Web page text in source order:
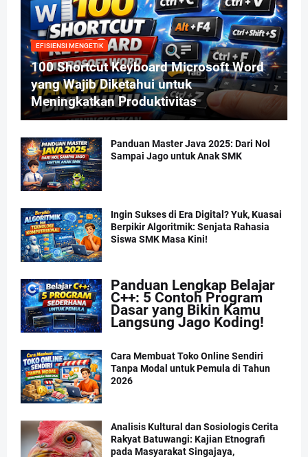
EFISIENSI MENGETIK
100 Shortcut Keyboard Microsoft Word
yang Wajib Diketahui untuk
Meningkatkan Produktivitas
Panduan Master Java 2025: Dari Nol
Sampai Jago untuk Anak SMK
Ingin Sukses di Era Digital? Yuk, Kuasai
Berpikir Algoritmik: Senjata Rahasia
Siswa SMK Masa Kini!
Panduan Lengkap Belajar
C++: 5 Contoh Program
Dasar yang Bikin Kamu
Langsung Jago Koding!
Cara Membuat Toko Online Sendiri
Tanpa Modal untuk Pemula di Tahun
2026
Analisis Kultural dan Sosiologis Cerita
Rakyat Batuwangi: Kajian Etnografi
pada Masyarakat Singajaya,